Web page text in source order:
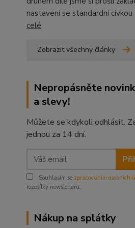
nastavení se standardní cívkou
celé
Zobrazit všechny články
Nepropásněte
a slevy!
Můžete se kdykoli odhlásit.
jednou za 14 dní.
Souhlasím se zpracováním osobních
rozesílky newsletteru.
Nákup na splátky